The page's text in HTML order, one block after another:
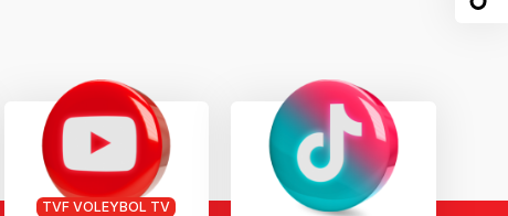
TVF VOLEYBOL TV